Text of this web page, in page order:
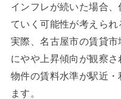
インフレが続いた場合、
ていく可能性が考えられ
実際、名古屋市の賃貸
にやや上昇傾向が観察
物件の賃料水準が駅近
ます。